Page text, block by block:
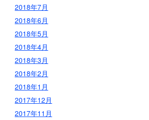
2018年7月
2018年6月
2018年5月
2018年4月
2018年3月
2018年2月
2018年1月
2017年12月
2017年11月